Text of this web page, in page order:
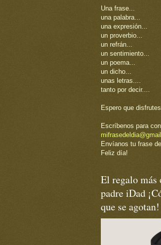
Una frase...
una palabra...
una expresión...
un proverbio...
un refrán...
un sentimiento...
un poema...
un dicho...
unas letras....
tanto por decir....
Espero que
Escríbenos para
Envíanos tu frase
Feliz día!
El regalo
padre iDad
que se agotan!